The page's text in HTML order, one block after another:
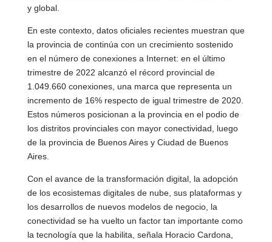
y global.
En este contexto, datos oficiales recientes muestran que
la provincia de continúa con un crecimiento sostenido
en el número de conexiones a Internet: en el último
trimestre de 2022 alcanzó el récord provincial de
1.049.660 conexiones, una marca que representa un
incremento de 16% respecto de igual trimestre de 2020.
Estos números posicionan a la provincia en el podio de
los distritos provinciales con mayor conectividad, luego
de la provincia de Buenos Aires y Ciudad de Buenos
Aires.
Con el avance de la transformación digital, la adopción
de los ecosistemas digitales de nube, sus plataformas y
los desarrollos de nuevos modelos de negocio, la
conectividad se ha vuelto un factor tan importante como
la tecnología que la habilita, señala Horacio Cardona,